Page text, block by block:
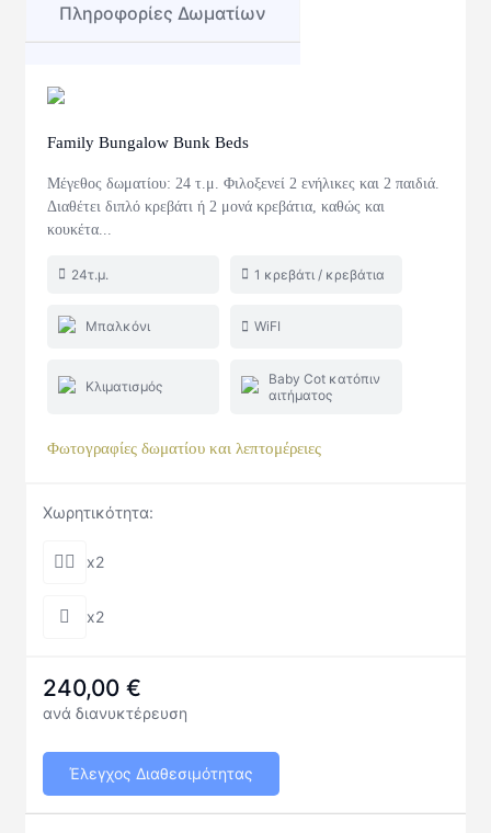
Πληροφορίες Δωματίων
Family Bungalow Bunk Beds
Μέγεθος δωματίου: 24 τ.μ. Φιλοξενεί 2 ενήλικες και 2 παιδιά.
Διαθέτει διπλό κρεβάτι ή 2 μονά κρεβάτια, καθώς και
κουκέτα...
24τ.μ. 1 κρεβάτι / κρεβάτια
Μπαλκόνι WiFI
Κλιματισμός
Baby Cot κατόπιν
αιτήματος
Φωτογραφίες δωματίου και λεπτομέρειες
Χωρητικότητα:
x2
x2
240,00 €
ανά διανυκτέρευση
Έλεγχος Διαθεσιμότητας